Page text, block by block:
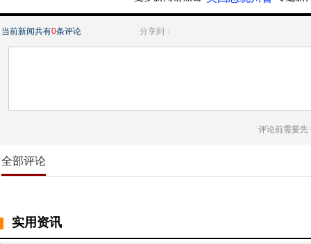
当前新闻共有0条评论 分享到：
评论前需要先
全部评论
实用资讯